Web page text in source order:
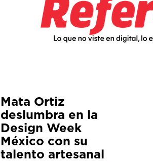
Mata Ortiz
deslumbra en la
Design Week
México con su
talento artesanal